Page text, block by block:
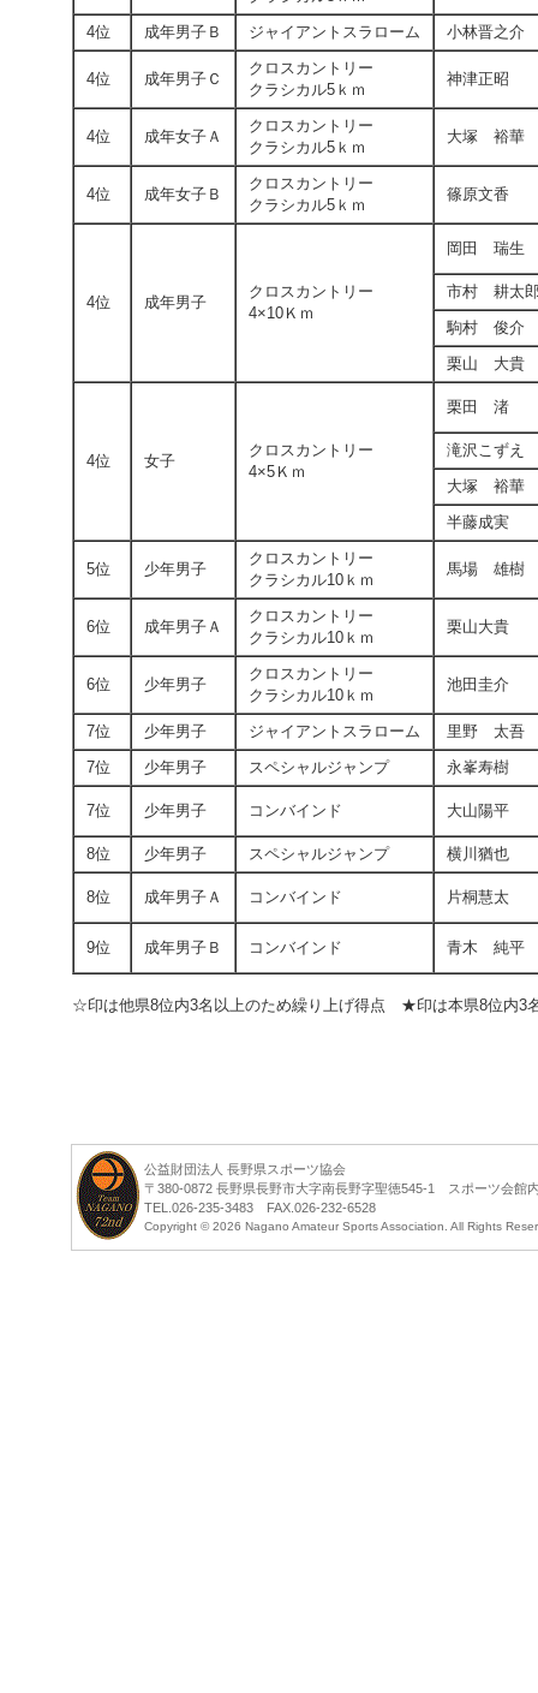
4位
成年男子Ｂ ジャイアントスラローム 小林晋之介
4位 成年男子Ｃ
クロスカントリー
クラシカル5ｋｍ
神津正昭
4位 成年女子Ａ
クロスカントリー
クラシカル5ｋｍ
大塚 裕華
4位 成年女子Ｂ
クロスカントリー
クラシカル5ｋｍ
篠原文香
4位 成年男子
クロスカントリー
4×10Ｋｍ
岡田 瑞生
市村 耕太
駒村 俊介
栗山 大貴
4位 女子
クロスカントリー
4×5Ｋｍ
栗田 渚
滝沢こずえ
大塚 裕華
半藤成実
5位 少年男子
クロスカントリー
クラシカル10ｋｍ
馬場 雄樹
6位 成年男子Ａ
クロスカントリー
クラシカル10ｋｍ
栗山大貴
6位 少年男子
クロスカントリー
クラシカル10ｋｍ
池田圭介
7位 少年男子 ジャイアントスラローム
里野 太吾
7位
少年男子 スペシャルジャンプ 永峯寿樹
7位 少年男子 コンバインド 大山陽平
8位 少年男子 スペシャルジャンプ 横川猶也
8位 成年男子Ａ コンバインド 片桐慧太
9位 成年男子Ｂ コンバインド 青木 純平
☆印は他県8位内3名以上のため繰り上げ得点 ★印は本県8位内3
公益財団法人 長野県スポーツ協会
〒380-0872 長野県長野市大字南長野字聖徳545-1 スポーツ会館
TEL.026-235-3483 FAX.026-232-6528
Copyright ©2026 Nagano Amateur Sports Association. All Rights